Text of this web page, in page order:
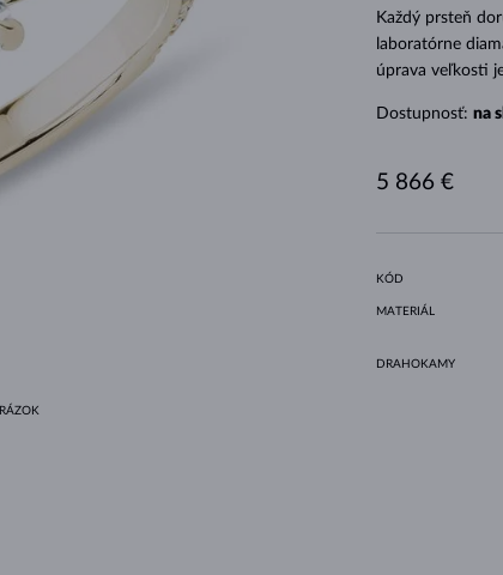
HALO ŠTÝL
ORIGINÁLNE SÚPRAVY
AMETYSTY
SINGLE
RUŽOVÉ ZLATO
DRAHOKAMY
MAGNETICKÉ NÁHRDELNÍKY
SLADKOVODNÉ PERLY
BEZEL OSADENIE
GRAVÍROVATEĽNÉ
LETNÍ VRSTVENÍ
PRE MAMIČKU TIPY NA DARČEKYKaždý prsteň
laboratórne
úprava veľkosti
Dostupnosť: na
5 866 €
KÓD
MATERIÁL
DRAHOKAMY